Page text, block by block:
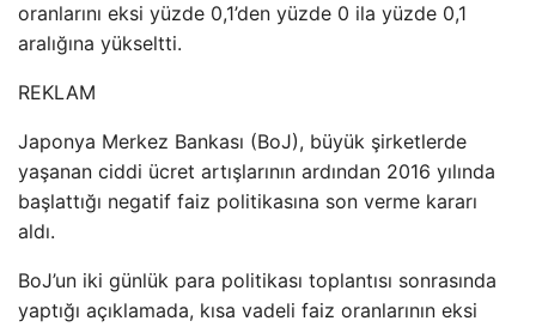
oranlarını eksi yüzde 0,1’den yüzde 0 ila yüzde 0,1
aralığına yükseltti.
REKLAM
Japonya Merkez Bankası (BoJ), büyük şirketlerde
yaşanan ciddi ücret artışlarının ardından 2016 yılında
başlattığı negatif faiz politikasına son verme kararı
aldı.
BoJ’un iki günlük para politikası toplantısı sonrasında
yaptığı açıklamada, kısa vadeli faiz oranlarının eksi